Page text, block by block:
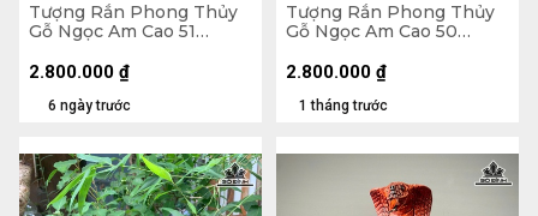
Tượng Rắn Phong Thủy
Gỗ Ngọc Am Cao 51
6 ngày trước
2.800.000 ₫
Tượng Rắn Phong Thủy
Gỗ Ngọc Am Cao 50
1 tháng trước
2.800.000 ₫